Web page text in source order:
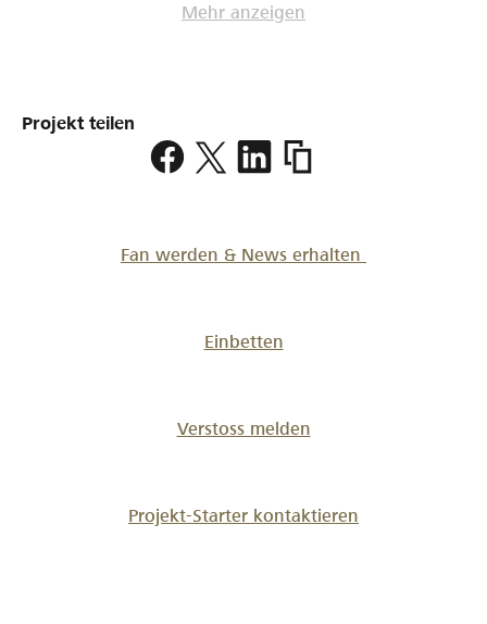
Mehr anzeigen
Projekt teilen
https://
theiere
Fan werden & News erhalten
Einbetten
Verstoss melden
Projekt-Starter kontaktieren